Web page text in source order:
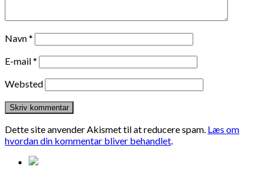
Navn*
E-mail*
Websted
Dette site anvender Akismet til at reducere spam. Læs om
hvordan din kommentar bliver behandlet.